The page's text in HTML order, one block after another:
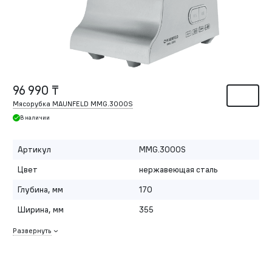
96 990 ₸
Мясорубка MAUNFELD MMG.3000S
В наличии
Артикул
MMG.3000S
Цвет
нержавеющая сталь
Глубина, мм
170
Ширина, мм
355
Развернуть